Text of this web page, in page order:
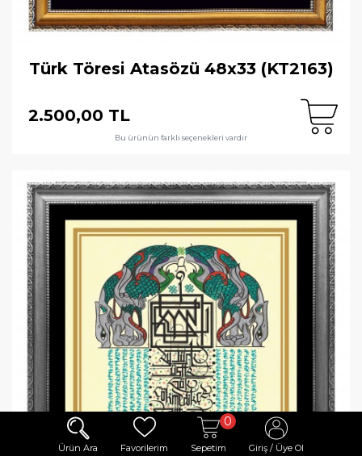
Ürün Ara Favorilerim
0
Sepetim Giriş / Üye Ol
Türk Töresi Atasözü 48x33 (KT2163)
2.500,00 TL
Bu ürünün farklı seçenekleri vardır